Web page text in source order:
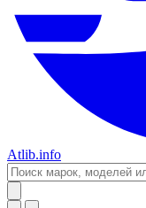
Atlib.info